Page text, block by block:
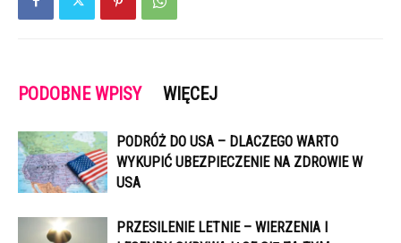
PODOBNE WPISY WIĘCEJ
PODRÓŻ DO USA – DLACZEGO WARTO
WYKUPIĆ UBEZPIECZENIE NA ZDROWIE W
USA
PRZESILENIE LETNIE – WIERZENIA I